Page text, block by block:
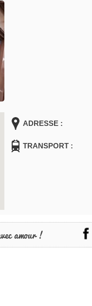
ADRESSE :
TRANSPORT :
amour !